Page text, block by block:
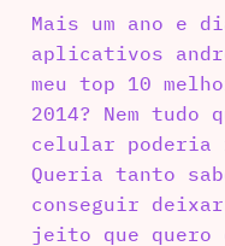
Mais um ano e
aplicativos
meu top 10
2014? Nem tudo
celular poderia
Queria tanto
conseguir
jeito que quero